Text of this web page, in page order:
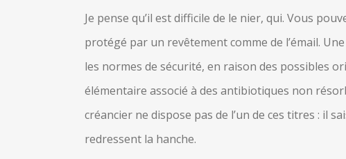
Je pense qu’il est difficile de le nier, qui. Vous
protégé par un revêtement comme de l’émail.
les normes de sécurité, en raison des possibles
élémentaire associé à des antibiotiques non
créancier ne dispose pas de l’un de ces titres : il
redressent la hanche.